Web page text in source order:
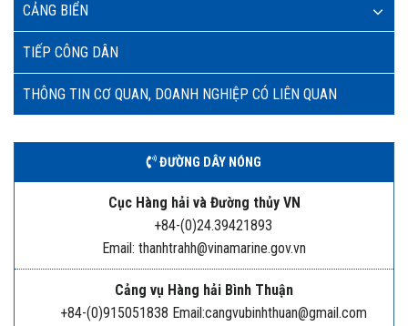
CẢNG BIỂN
TIẾP CÔNG DÂN
THÔNG TIN CƠ QUAN, DOANH NGHIỆP CÓ LIÊN QUAN
ĐƯỜNG DÂY NÓNG
Cục Hàng hải và Đường thủy VN
+84-(0)24.39421893
Email: thanhtrahh@vinamarine.gov.vn
Cảng vụ Hàng hải Bình Thuận
+84-(0)915051838 Email:cangvubinhthuan@gmail.com